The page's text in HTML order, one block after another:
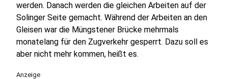
werden. Danach werden die gleichen Arbeiten auf der
Solinger Seite gemacht. Während der Arbeiten an den
Gleisen war die Müngstener Brücke mehrmals
monatelang für den Zugverkehr gesperrt. Dazu soll es
aber nicht mehr kommen, heißt es.
Anzeige